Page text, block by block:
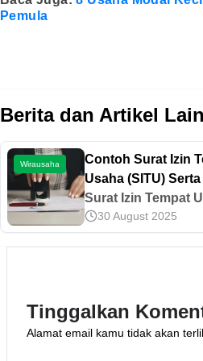
Pemula
Berita dan Artikel
Wirausaha
Contoh Surat Izin
Usaha (SITU)
Membuatnya
Surat Izin Tempat
adalah dokumen
informasi lokasi
Usaha di sini.
30 August 2025
Tinggalkan
Alamat email kamu tidak akan